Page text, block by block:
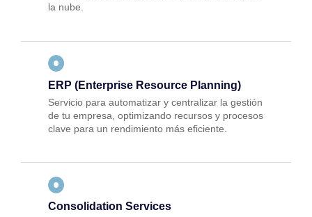
la nube.
ERP (Enterprise Resource Planning)
Servicio para automatizar y centralizar la gestión
de tu empresa, optimizando recursos y procesos
clave para un rendimiento más eficiente.
Consolidation Services